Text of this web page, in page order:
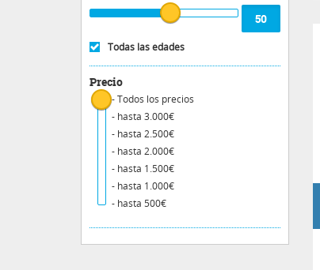
Todas las edades
Precio
- Todos los precios
- hasta 3.000€
- hasta 2.500€
- hasta 2.000€
- hasta 1.500€
- hasta 1.000€
- hasta 500€